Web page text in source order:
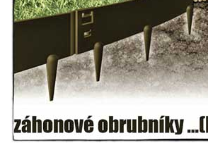
Socha svatého Jana Nepomuckého Na
Sadech u Mlýnské stoky v Českých
Budějovicích
Sochy brouků u Mlýnské stoky v Českých
Budějovicích
Socha svatého Vincence Ferrerského na
nádvoří kláštera dominikánů v Českých
Budějovicích